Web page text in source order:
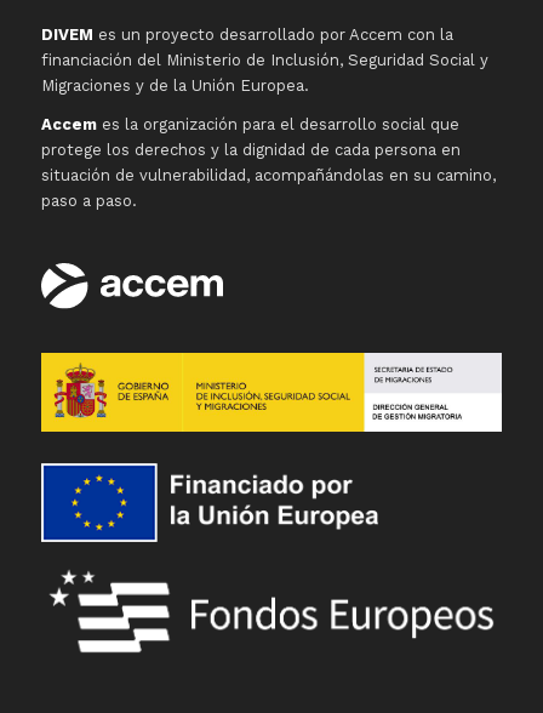
DIVEM es un proyecto desarrollado por Accem con la
financiación del Ministerio de Inclusión, Seguridad Social y
Migraciones y de la Unión Europea.
Accemes la organización para el desarrollo social que
protege los derechos y la dignidad de cada persona en
situación de vulnerabilidad, acompañándolas en su camino,
paso a paso.